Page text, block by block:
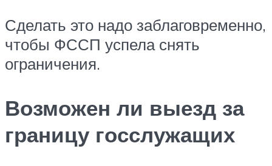
Сделать это надо заблаговременно,
чтобы ФССП успела снять
ограничения.
Возможен ли выезд за
границу госслужащих